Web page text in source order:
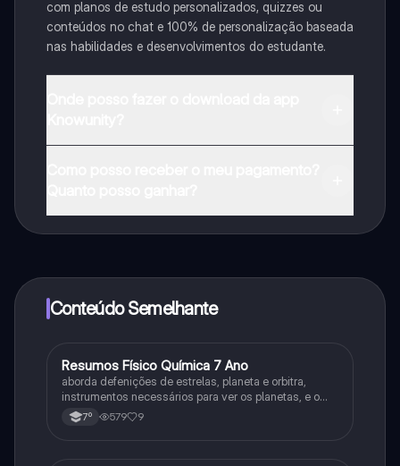
com planos de estudo personalizados, quizzes ou
conteúdos no chat e 100% de personalização baseada
nas habilidades e desenvolvimentos do estudante.
Conteúdo Semelhante
Física
Resumos Físico Química 7 Ano
aborda defenições de estrelas, planeta e orbitra,
instrumentos necessários para ver os planetas, e o
sistema solar
7º 579 9